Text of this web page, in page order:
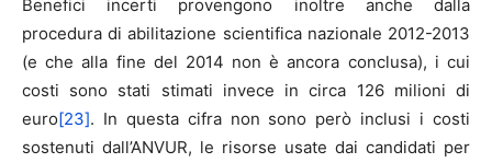
Benefici incerti provengono inoltre anche dalla
procedura di abilitazione scientifica nazionale 2012-2013
(e che alla fine del 2014 non è ancora conclusa), i cui
costi sono stati stimati invece in circa 126 milioni di
euro[23]. In questa cifra non sono però inclusi i costi
sostenuti dall’ANVUR, le risorse usate dai candidati per